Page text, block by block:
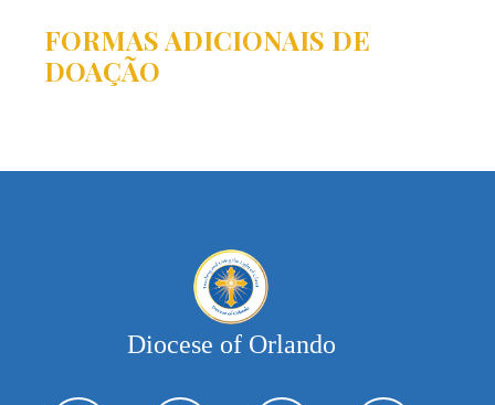
FORMAS ADICIONAIS DE
DOAÇÃO
Diocese of Orlando